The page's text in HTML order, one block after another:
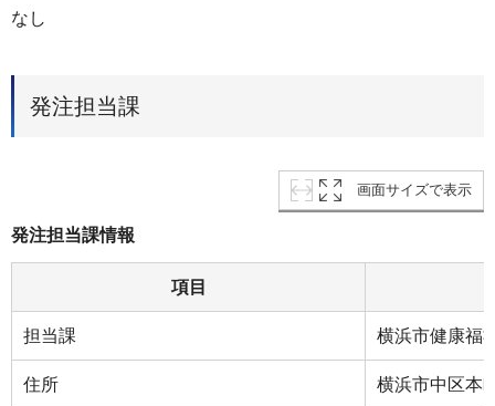
なし
発注担当課
画面サイズで表示
発注担当課情報
項目
担当課 横浜市健康福
住所 横浜市中区本